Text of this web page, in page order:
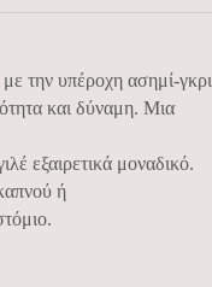
την υπέροχη ασημί-γκρι
και δύναμη. Μια
εξαιρετικά μοναδικό.
ή